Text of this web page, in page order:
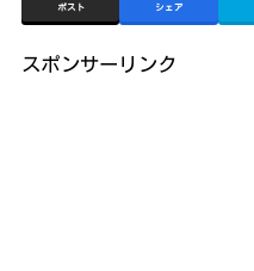
ポスト シェア
スポンサーリンク